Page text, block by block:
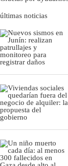
últimas noticias